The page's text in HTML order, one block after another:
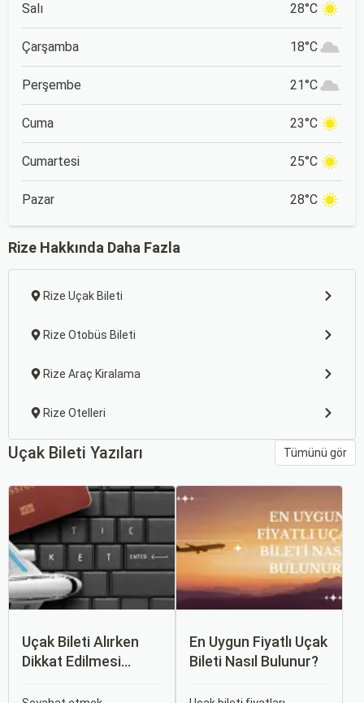
Salı 28°C
Çarşamba 18°C
Perşembe 21°C
Cuma 23°C
Cumartesi 25°C
Pazar 28°C
Rize Hakkında Daha Fazla
Rize Uçak Bileti
Rize Otobüs Bileti
Rize Araç Kiralama
Rize Otelleri
Uçak Bileti Yazıları Tümünü gör
Uçak Bileti Alırken
Dikkat Edilmesi
En Uygun Fiyatlı Uçak
Bileti Nasıl Bulunur?